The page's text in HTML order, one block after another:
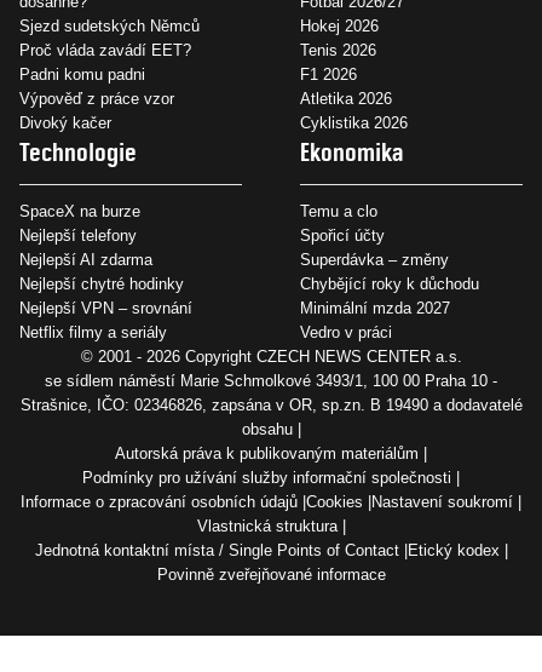
Sjezd sudetských Němců
Proč vláda zavádí EET?
Padni komu padni
Výpověď z práce vzor
Divoký kačer
Hokej 2026
Tenis 2026
F1 2026
Atletika 2026
Cyklistika 2026
Technologie
SpaceX na burze
Nejlepší telefony
Nejlepší AI zdarma
Nejlepší chytré hodinky
Nejlepší VPN – srovnání
Netflix filmy a seriály
Ekonomika
Temu a clo
Spořicí účty
Superdávka – změny
Chybějící roky k důchodu
Minimální mzda 2027
Vedro v práci
© 2001 - 2026 Copyright CZECH NEWS CENTER a.s.
se sídlem náměstí Marie Schmolkové 3493/1, 100 00 Praha 10 -
Strašnice, IČO: 02346826, zapsána v OR, sp.zn. B 19490 a dodavatelé
obsahu
Autorská práva k publikovaným materiálům
Podmínky pro užívání služby informační společnosti
Informace o zpracování osobních údajů Cookies Nastavení soukromí
Vlastnická struktura
Jednotná kontaktní místa / Single Points of Contact Etický kodex
Povinně zveřejňované informace